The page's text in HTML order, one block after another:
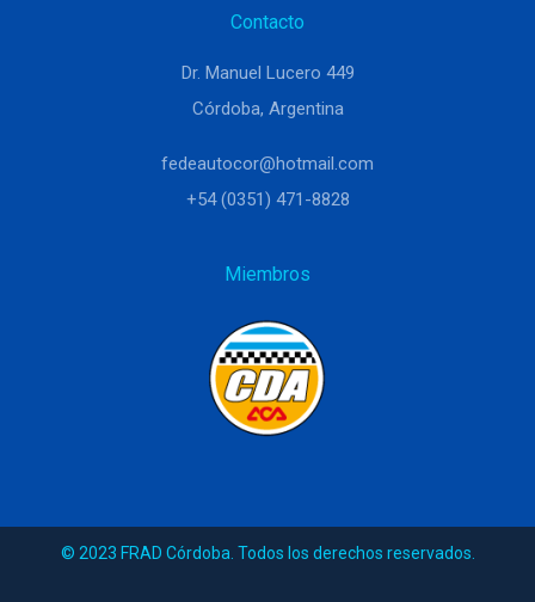
Contacto
Dr. Manuel Lucero 449
Córdoba, Argentina
fedeautocor@hotmail.com
+54 (0351) 471-8828
Miembros
© 2023 FRAD Córdoba. Todos los derechos reservados.